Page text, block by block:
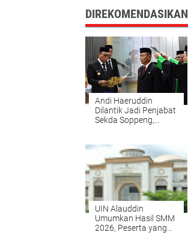
DIREKOMENDASIKAN
Andi Haeruddin
Dilantik Jadi Penjabat
Sekda Soppeng,
Birokrasi
UIN Alauddin
Umumkan Hasil SMM
2026, Peserta yang